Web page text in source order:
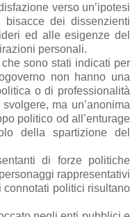
verso un’ipotesi
dei dissenzienti
ed alle esigenze del
personali.
sono stati indicati per
non hanno una
o di professionalità
ma un’anonima
politico od all’enturage
della spartizione del
di forze politiche
rappresentativi
politici risultano